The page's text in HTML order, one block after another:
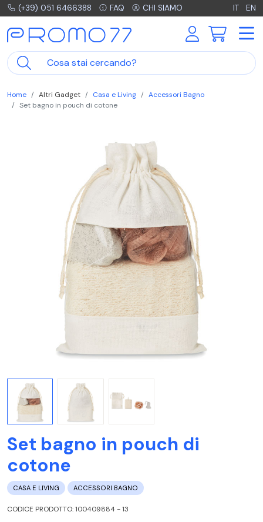
(+39) 051 6466388 FAQ CHI SIAMO IT EN
Home Altri Gadget Casa e Living
Accessori Bagno
Set bagno in pouch di cotone
Set bagno in pouch di
cotone
CASA E LIVING ACCESSORI BAGNO
CODICE PRODOTTO: 100409884 - 13